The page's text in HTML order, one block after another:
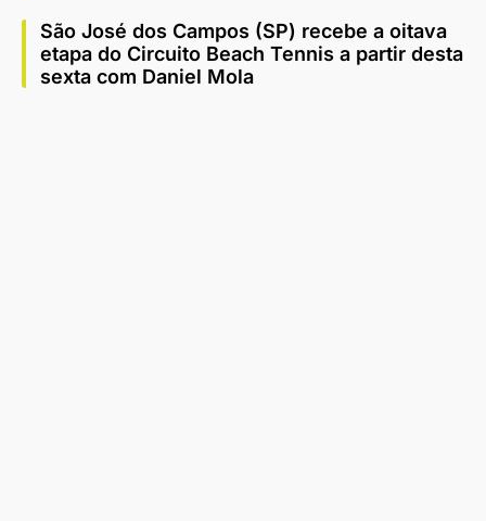
São José dos Campos (SP) recebe a oitava
etapa do Circuito Beach Tennis a partir desta
sexta com Daniel Mola